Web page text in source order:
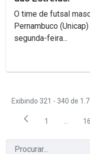
O time de futsal
Pernambuco
segunda-feira...
Exibindo 321 - 340 de
Página
1 16